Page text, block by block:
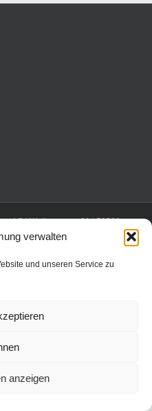
verwalten
und unseren Service zu
anzeigen
AG | Wollgrasweg 31 | 70599
Reserved |